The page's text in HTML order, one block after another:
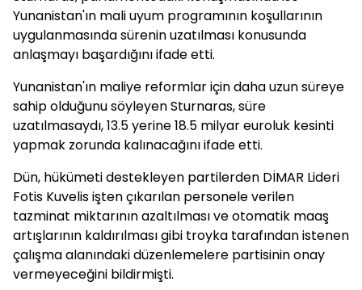
Yunanistan'ın mali uyum programının koşullarının
uygulanmasında sürenin uzatılması konusunda
anlaşmayı başardığını ifade etti.
Yunanistan'ın maliye reformlar için daha uzun süreye
sahip olduğunu söyleyen Sturnaras, süre
uzatılmasaydı, 13.5 yerine 18.5 milyar euroluk kesinti
yapmak zorunda kalınacağını ifade etti.
Dün, hükümeti destekleyen partilerden DİMAR Lideri
Fotis Kuvelis işten çıkarılan personele verilen
tazminat miktarının azaltılması ve otomatik maaş
artışlarının kaldırılması gibi troyka tarafından istenen
çalışma alanındaki düzenlemelere partisinin onay
vermeyeceğini bildirmişti.